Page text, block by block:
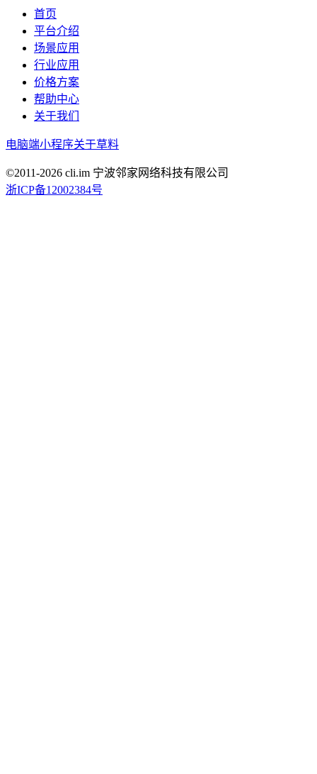
首页
平台介绍
场景应用
行业应用
价格方案
帮助中心
关于我们
电脑端小程序关于草料
©2011-2026 cli.im 宁波邻家网络科技有限公司
浙ICP备12002384号